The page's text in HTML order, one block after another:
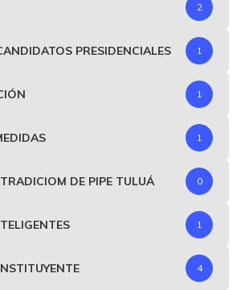
2
PRESIDENCIALES 1
1
1
DE PIPE TULUÁ 0
1
4